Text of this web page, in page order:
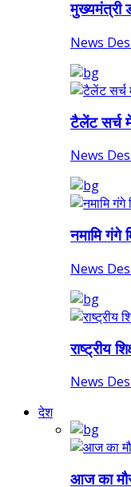
मुख्यमंत्री
News
टैलेंट सर्च
News
नमामि गंगे
News
राष्ट्रीय
News
देश
आज का